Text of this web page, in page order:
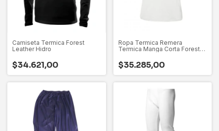
Camiseta Termica Forest
Leather Hidro
$34.621,00
Ropa Termica Remera
Termica Manga Corta Forest
$35.285,00